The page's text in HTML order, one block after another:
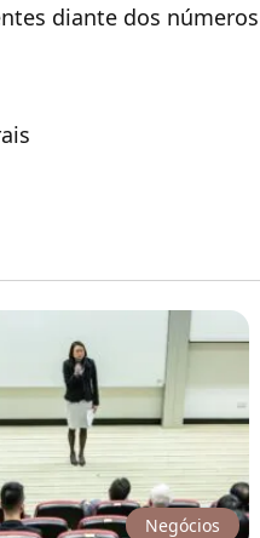
diante dos números
Negócios